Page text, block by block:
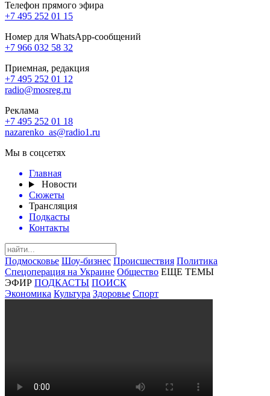
Телефон прямого эфира
+7 495 252 01 15
Номер для WhatsApp-сообщений
+7 966 032 58 32
Приемная, редакция
+7 495 252 01 12
radio@mosreg.ru
Реклама
+7 495 252 01 18
nazarenko_as@radio1.ru
Мы в соцсетях
Главная
Новости
Сюжеты
Трансляция
Подкасты
Контакты
Подмосковье Шоу-бизнес Происшествия Политика
Спецоперация на Украине Общество ЕЩЕ ТЕМЫ
ЭФИР ПОДКАСТЫ ПОИСК
Экономика Культура Здоровье Спорт